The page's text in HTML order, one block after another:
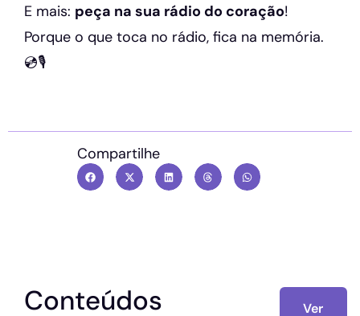
E mais: peça na sua rádio do coração!
Porque o que toca no rádio, fica na memória.
💿🎙️
Compartilhe
Conteúdos
Ver